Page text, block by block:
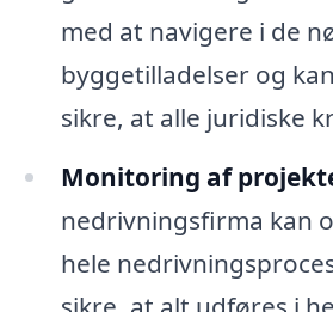
med at navigere i de
byggetilladelser og
sikre, at alle juridiske
Monitoring af
nedrivningsfirma kan
hele